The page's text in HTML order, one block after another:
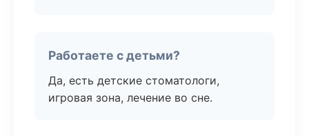
Работаете с детьми?
Да, есть детские стоматологи,
игровая зона, лечение во сне.